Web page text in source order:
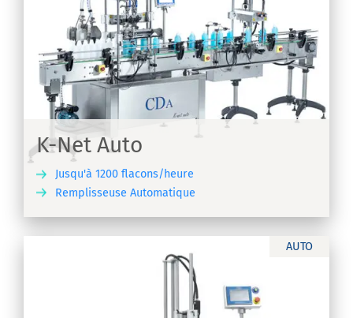
K-Net Auto
Jusqu'à 1200 flacons/heure
Remplisseuse Automatique
AUTO